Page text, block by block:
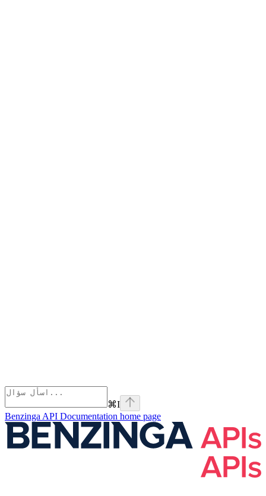
⌘I
Benzinga API Documentation home page